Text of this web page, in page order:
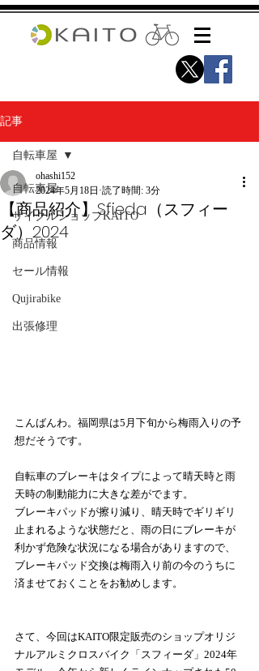
記事
自転車屋
サイクルショップKAITO
商品情報
セール情報
Qujirabike
出張修理
自転車屋
【商品紹介】Sfieda（スフィー
ダ）2024
ohashi152
2024年5月18日 読了時間: 3分
こんばんわ。福岡県は5月下旬から梅雨入りの予
想だそうです。
自転車のブレーキはタイプによって晴天時と雨
天時の制動能力に大きな差がでます。
ブレーキパッドが擦り減り、晴天時でギリギリ
止まれるような状態だと、雨の日にブレーキが
利かず危険な状況になる場合がありますので、
ブレーキパッド交換は梅雨入り前の今のうちに
済ませておくことをお勧めします。
さて、今回はKAITO限定販売のショップオリジ
ナルアルミクロスバイク「スフィーダ」2024年